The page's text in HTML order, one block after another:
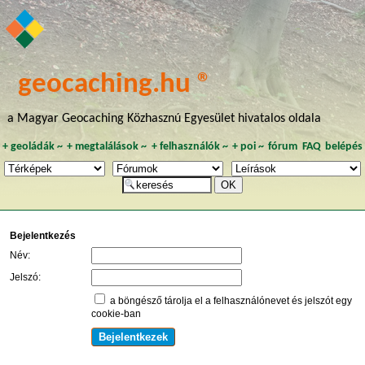
geocaching.hu ®
a Magyar Geocaching Közhasznú Egyesület hivatalos oldala
+ geoládák~ +megtalálások ~ + felhasználók~ + poi~ fórum FAQ belépés
Bejelentkezés
Név:
Jelszó:
a böngésző tárolja el a felhasználónevet és jelszót egy
cookie-ban